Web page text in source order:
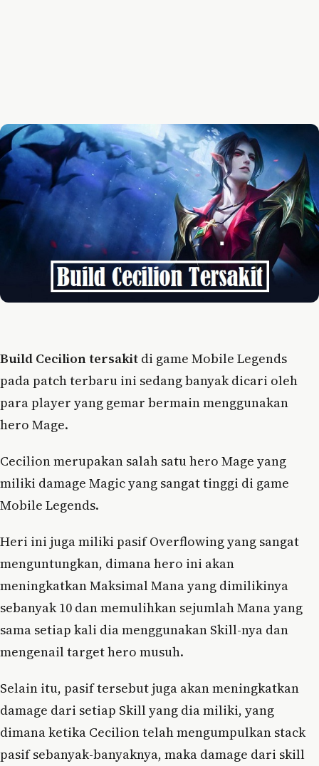
Build Cecilion tersakit di game Mobile Legends
pada patch terbaru ini sedang banyak dicari oleh
para player yang gemar bermain menggunakan
hero Mage.
Cecilion merupakan salah satu hero Mage yang
miliki damage Magic yang sangat tinggi di game
Mobile Legends.
Heri ini juga miliki pasif Overflowing yang sangat
menguntungkan, dimana hero ini akan
meningkatkan Maksimal Mana yang dimilikinya
sebanyak 10 dan memulihkan sejumlah Mana yang
sama setiap kali dia menggunakan Skill-nya dan
mengenail target hero musuh.
Selain itu, pasif tersebut juga akan meningkatkan
damage dari setiap Skill yang dia miliki, yang
dimana ketika Cecilion telah mengumpulkan stack
pasif sebanyak-banyaknya, maka damage dari skill